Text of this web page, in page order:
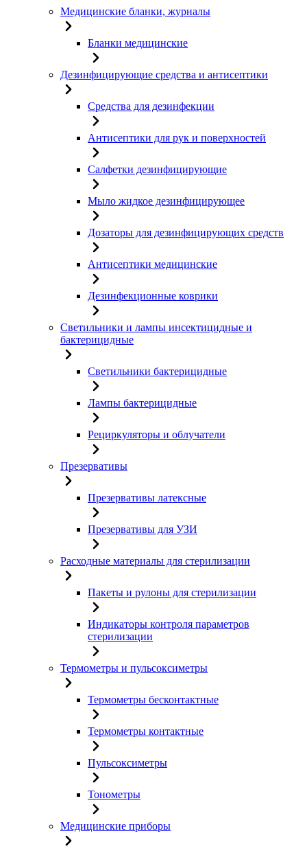
Медицинские бланки, журналы
Бланки медицинские
Дезинфицирующие средства и антисептики
Средства для дезинфекции
Антисептики для рук и поверхностей
Салфетки дезинфицирующие
Мыло жидкое дезинфицирующее
Дозаторы для дезинфицирующих средств
Антисептики медицинские
Дезинфекционные коврики
Светильники и лампы инсектицидные и
бактерицидные
Светильники бактерицидные
Лампы бактерицидные
Рециркуляторы и облучатели
Презервативы
Презервативы латексные
Презервативы для УЗИ
Расходные материалы для стерилизации
Пакеты и рулоны для стерилизации
Индикаторы контроля параметров
стерилизации
Термометры и пульсоксиметры
Термометры бесконтактные
Термометры контактные
Пульсоксиметры
Тонометры
Медицинские приборы